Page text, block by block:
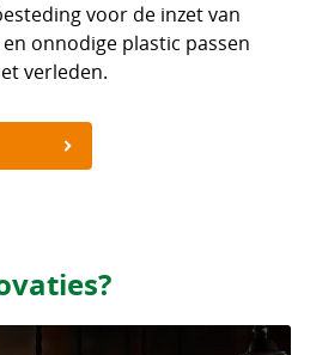
voor de inzet van
onnodige plastic passen
verleden.